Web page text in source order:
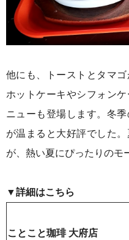
他にも、トーストとタマゴ
ホットケーキやシフォン
ニューも登場します。冬
が温まると大好評でした
が、熱い夏にぴったりのモ
▼詳細はこちら
ことこと珈琲 大府店